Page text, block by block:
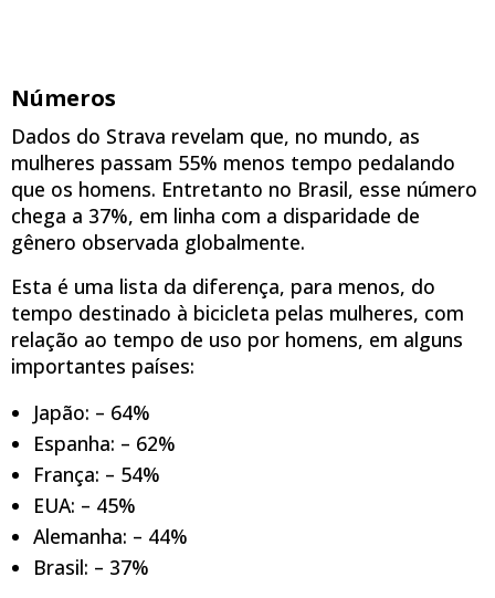
Números
Dados do Strava revelam que, no mundo, as
mulheres passam 55% menos tempo pedalando
que os homens. Entretanto no Brasil, esse número
chega a 37%, em linha com a disparidade de
gênero observada globalmente.
Esta é uma lista da diferença, para menos, do
tempo destinado à bicicleta pelas mulheres, com
relação ao tempo de uso por homens, em alguns
importantes países:
Japão: – 64%
Espanha: – 62%
França: – 54%
EUA: – 45%
Alemanha: – 44%
Brasil: – 37%